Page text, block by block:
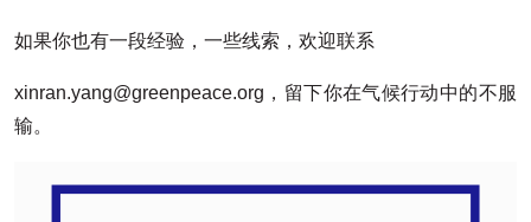
如果你也有一段经验，一些线索，欢迎联系
xinran.yang@greenpeace.org，留下你在气候行动中的不服
输。